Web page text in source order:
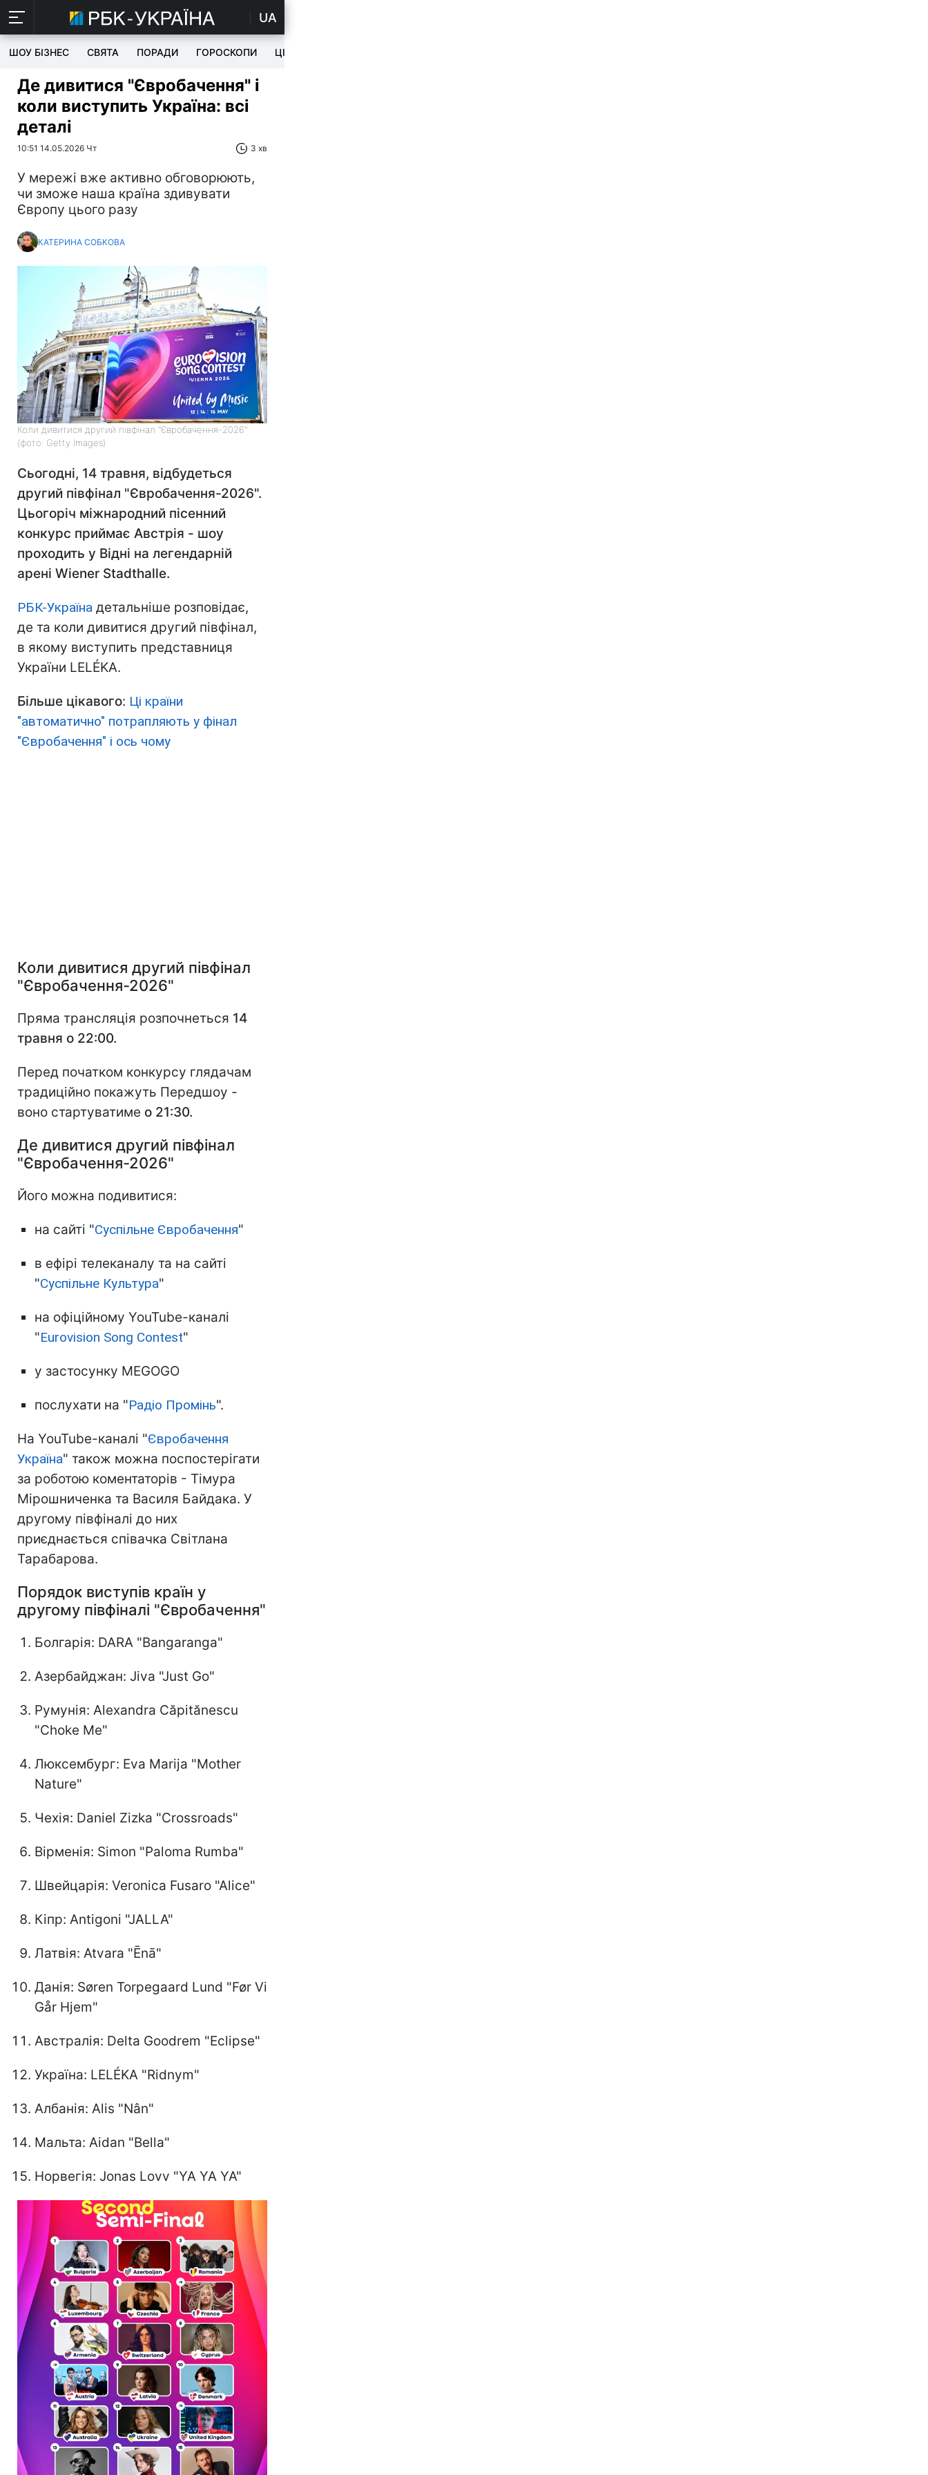
UA
ШОУ БІЗНЕС СВЯТА ПОРАДИ ГОРОСКОПИ ЦІКАВЕ
Де дивитися "Євробачення" і
коли виступить Україна: всі
деталі
10:51 14.05.2026 Чт 3 хв
У мережі вже активно обговорюють,
чи зможе наша країна здивувати
Європу цього разу
КАТЕРИНА СОБКОВА
Коли дивитися другий півфінал "Євробачення-2026"
(фото: Getty Images)
Сьогодні, 14 травня, відбудеться
другий півфінал "Євробачення-2026".
Цьогоріч міжнародний пісенний
конкурс приймає Австрія - шоу
проходить у Відні на легендарній
арені Wiener Stadthalle.
РБК-Україна детальніше розповідає,
де та коли дивитися другий півфінал,
в якому виступить представниця
України LELÉKA.
Більше цікавого: Ці країни
"автоматично" потрапляють у фінал
"Євробачення" і ось чому
Коли дивитися другий півфінал
"Євробачення-2026"
Пряма трансляція розпочнеться 14
травня о 22:00.
Перед початком конкурсу глядачам
традиційно покажуть Передшоу -
воно стартуватиме о 21:30.
Де дивитися другий півфінал
"Євробачення-2026"
Його можна подивитися:
на сайті "Суспільне Євробачення"
в ефірі телеканалу та на сайті
"Суспільне Культура"
на офіційному YouTube-каналі
"Eurovision Song Contest"
у застосунку MEGOGO
послухати на "Радіо Промінь".
На YouTube-каналі "Євробачення
Україна" також можна поспостерігати
за роботою коментаторів - Тімура
Мірошниченка та Василя Байдака. У
другому півфіналі до них
приєднається співачка Світлана
Тарабарова.
Порядок виступів країн у
другому півфіналі "Євробачення"
Болгарія: DARA "Bangaranga"
Азербайджан: Jiva "Just Go"
Румунія: Alexandra Căpitănescu
"Choke Me"
Люксембург: Eva Marija "Mother
Nature"
Чехія: Daniel Zizka "Crossroads"
Вірменія: Simon "Paloma Rumba"
Швейцарія: Veronica Fusaro "Alice"
Кіпр: Antigoni "JALLA"
Латвія: Atvara "Ēnā"
Данія: Søren Torpegaard Lund "Før Vi
Går Hjem"
Австралія: Delta Goodrem "Eclipse"
Україна: LELÉKA "Ridnym"
Албанія: Alis "Nân"
Мальта: Aidan "Bella"
Норвегія: Jonas Lovv "YA YA YA"